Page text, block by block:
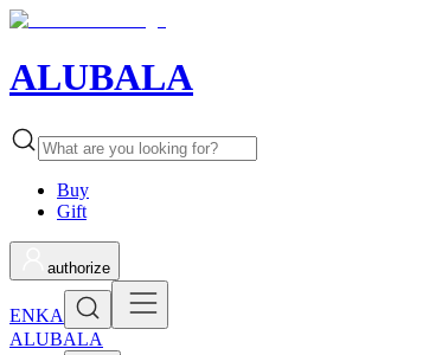
ALUBALA
Buy
Gift
authorize
ENKA
ALUBALA